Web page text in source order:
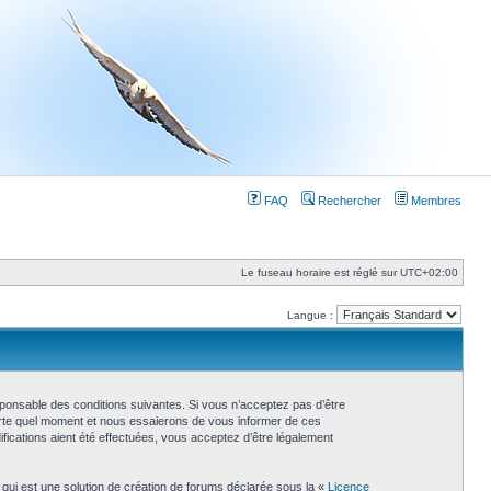
FAQ Rechercher Membres
Le fuseau horaire est réglé surUTC+02:00
Langue :
des conditions suivantes. Si vous n’acceptez pas d’être
quel moment et nous essaierons de vous informer de ces
aient été effectuées, vous acceptez d’être légalement
est une solution de création de forums déclarée sous la « Licence